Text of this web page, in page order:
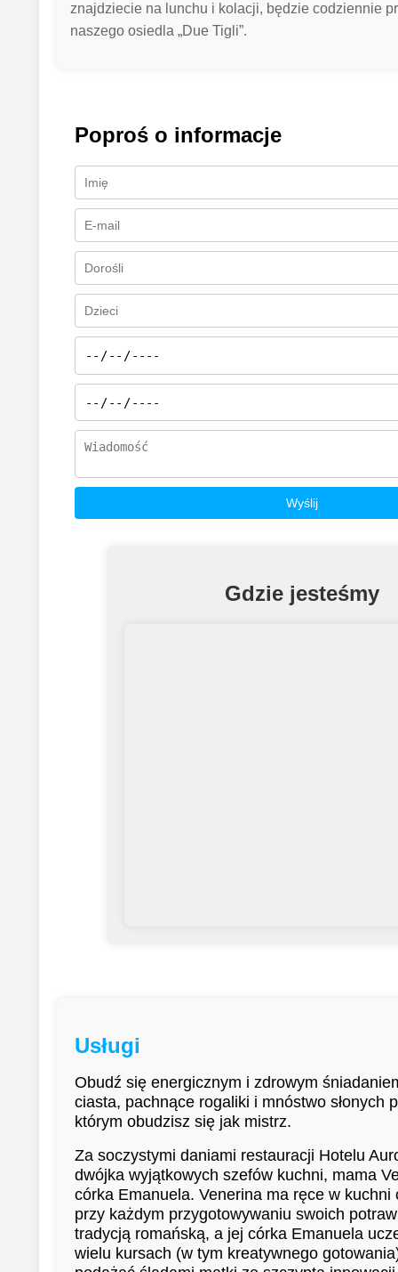
znajdziecie na lunchu i kolacji, będzie codziennie
naszego osiedla „Due Tigli”.
Poproś o informacje
Gdzie jesteśmy
Usługi
Obudź się energicznym i zdrowym
ciasta, pachnące rogaliki i mnóstwo słonych
którym obudzisz się jak mistrz.
Za soczystymi daniami restauracji Hotelu
dwójka wyjątkowych szefów kuchni, mama
córka Emanuela. Venerina ma ręce w kuchni
przy każdym przygotowywaniu swoich
tradycją romańską, a jej córka Emanuela
wielu kursach (w tym kreatywnego